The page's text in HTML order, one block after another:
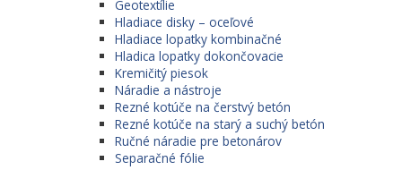
Geotextílie
Hladiace disky – oceľové
Hladiace lopatky kombinačné
Hladica lopatky dokončovacie
Kremičitý piesok
Náradie a nástroje
Rezné kotúče na čerstvý betón
Rezné kotúče na starý a suchý betón
Ručné náradie pre betonárov
Separačné fólie